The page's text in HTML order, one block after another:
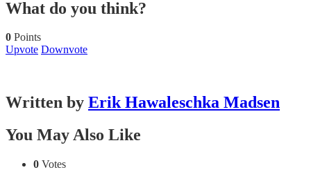
What do you think?
0 Points
Upvote Downvote
Written by Erik Hawaleschka Madsen
You May Also Like
0 Votes